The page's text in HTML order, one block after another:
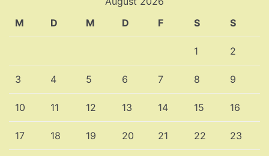
M
D M D F S S
1 2
3 4 5 6 7 8 9
10 11 12 13 14 15 16
17 18 19 20 21 22 23